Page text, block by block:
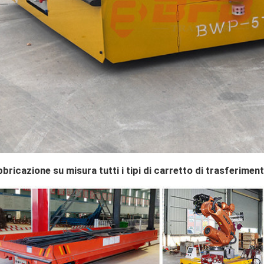
su misura tutti i tipi di carretto di